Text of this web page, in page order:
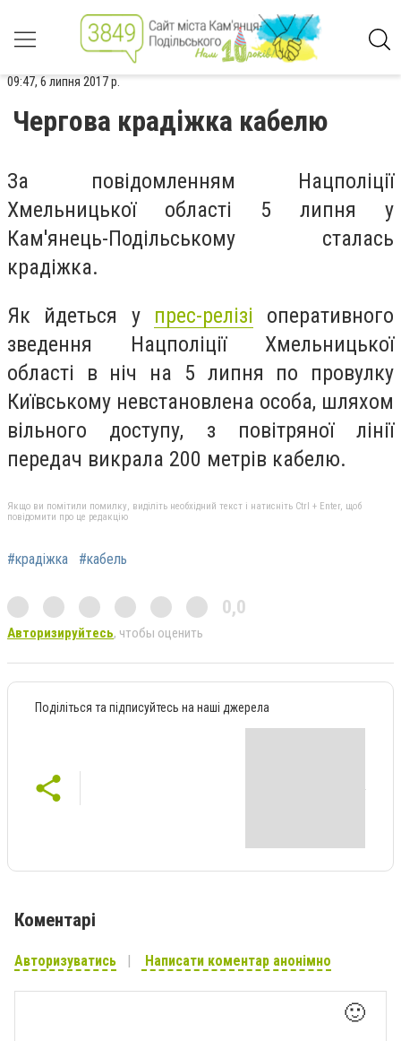
09:47, 6 липня 2017 р.
Чергова крадіжка кабелю
За повідомленням Нацполіції
Хмельницької області 5 липня у
Кам'янець-Подільському сталась
крадіжка.
Як йдеться у прес-релізі оперативного
зведення Нацполіції Хмельницької
області в ніч на 5 липня по провулку
Київському невстановлена особа, шляхом
вільного доступу, з повітряної лінії
передач викрала 200 метрів кабелю.
Якщо ви помітили помилку, виділіть необхідний текст і натисніть Ctrl + Enter, щоб
повідомити про це редакцію
#крадіжка #кабель
0,0
Авторизируйтесь, чтобы оценить
Поділіться та підписуйтесь на наші джерела
Коментарі
Авторизуватись Написати коментар анонімно
🙂